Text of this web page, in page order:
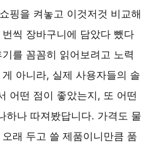
핑을 켜놓고 이것저것 비교해
씩 장바구니에 담았다 뺐다
를 꼼꼼히 읽어보려고 노력
아니라, 실제 사용자들의 솔
어떤 점이 좋았는지, 또 어떤
하나 따져봤답니다. 가격도 물
래 두고 쓸 제품이니만큼 품